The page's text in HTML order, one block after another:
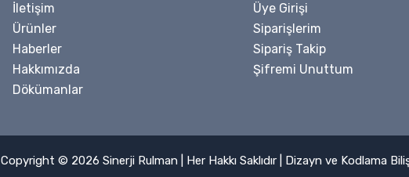
İletişim
Ürünler
Haberler
Hakkımızda
Dökümanlar
Üye Girişi
Siparişlerim
Sipariş Takip
Şifremi Unuttum
Copyright © 2026 Sinerji Rulman | Her Hakkı Saklıdır | Dizayn ve Kodlama